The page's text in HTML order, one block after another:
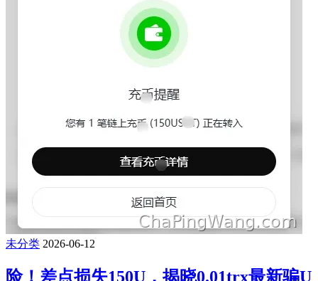
未分类 2026-06-12
险！差点损失150U，揭晓0.01trx最新骗U